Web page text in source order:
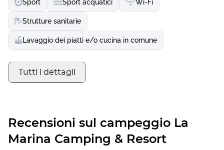
Sport Sport acquatici Wi-Fi
Strutture sanitarie
Lavaggio dei piatti e/o cucina in comune
Tutti i dettagli
Recensioni sul campeggio La
Marina Camping & Resort